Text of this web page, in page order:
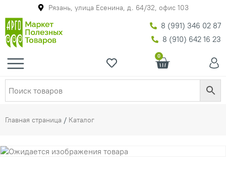
Рязань, улица Есенина, д. 64/32, офис 103
8 (991) 346 02 87
8 (910) 642 16 23
0
Главная страница / Каталог